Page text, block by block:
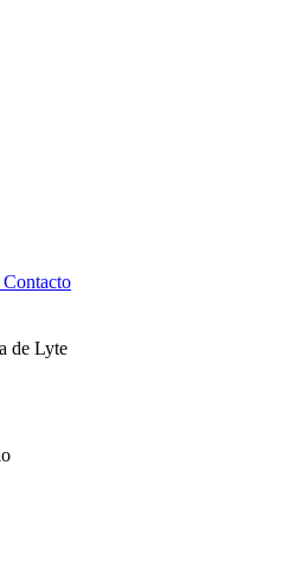
Contacto